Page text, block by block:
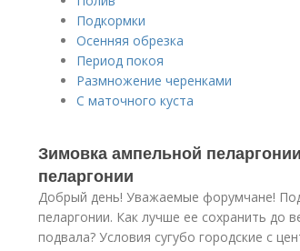
Подкормки
Осенняя обрезка
Период покоя
Размножение черенками
С маточного куста
Зимовка ампельной
пеларгонии
Добрый день! Уважаемые форумчане!
пеларгонии. Как лучше ее сохранить до
подвала? Условия сугубо городские с